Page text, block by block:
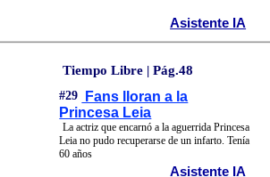
Asistente IA
Tiempo Libre | Pág.48
#29
Fans lloran a la
Princesa Leia
La actriz que encarnó a la aguerrida Princesa
Leia no pudo recuperarse de un infarto. Tenía
60 años
Asistente IA